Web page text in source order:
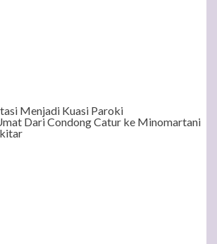
Menjadi Kuasi Paroki
Dari Condong Catur ke Minomartani